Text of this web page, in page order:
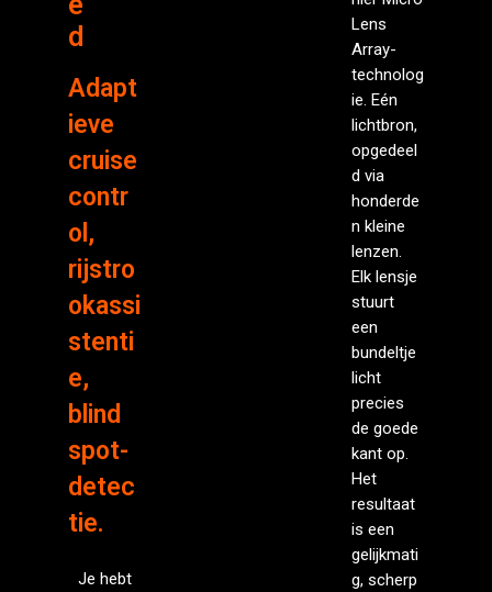
d
Adapt
ieve
cruise
contr
ol,
rijstro
okassi
stenti
e,
blind
spot-
detec
tie.
Je hebt
Lens
Array-
technolog
ie. Eén
lichtbron,
opgedeel
d via
honderde
n kleine
lenzen.
Elk lensje
stuurt
een
bundeltje
licht
precies
de goede
kant op.
Het
resultaat
is een
gelijkmati
g, scherp